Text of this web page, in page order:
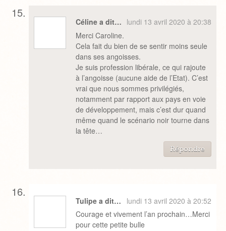
Céline a dit… lundi 13 avril 2020 à 20:38
Merci Caroline.
Cela fait du bien de se sentir moins seule
dans ses angoisses.
Je suis profession libérale, ce qui rajoute
à l’angoisse (aucune aide de l’Etat). C’est
vrai que nous sommes privilégiés,
notamment par rapport aux pays en voie
de développement, mais c’est dur quand
même quand le scénario noir tourne dans
la tête…
Répondre
Tulipe a dit…
lundi 13 avril 2020 à 20:52
Courage et vivement l’an prochain…Merci
pour cette petite bulle